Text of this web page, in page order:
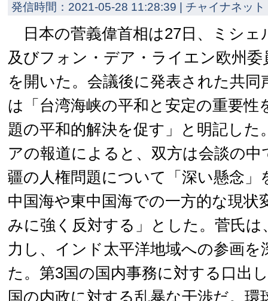
発信時間：2021-05-28 11:28:39 | チャイナネッ
日本の菅義偉首相は27日、ミシェ
及びフォン・デア・ライエン欧州
を開いた。会議後に発表された共同
は「台湾海峡の平和と安定の重要性
題の平和的解決を促す」と明記した
アの報道によると、双方は会談の中
疆の人権問題について「深い懸念」
中国海や東中国海での一方的な現状
みに強く反対する」とした。菅氏は
力し、インド太平洋地域への参画を
た。第3国の国内事務に対する口出
国の内政に対する乱暴な干渉だ。環